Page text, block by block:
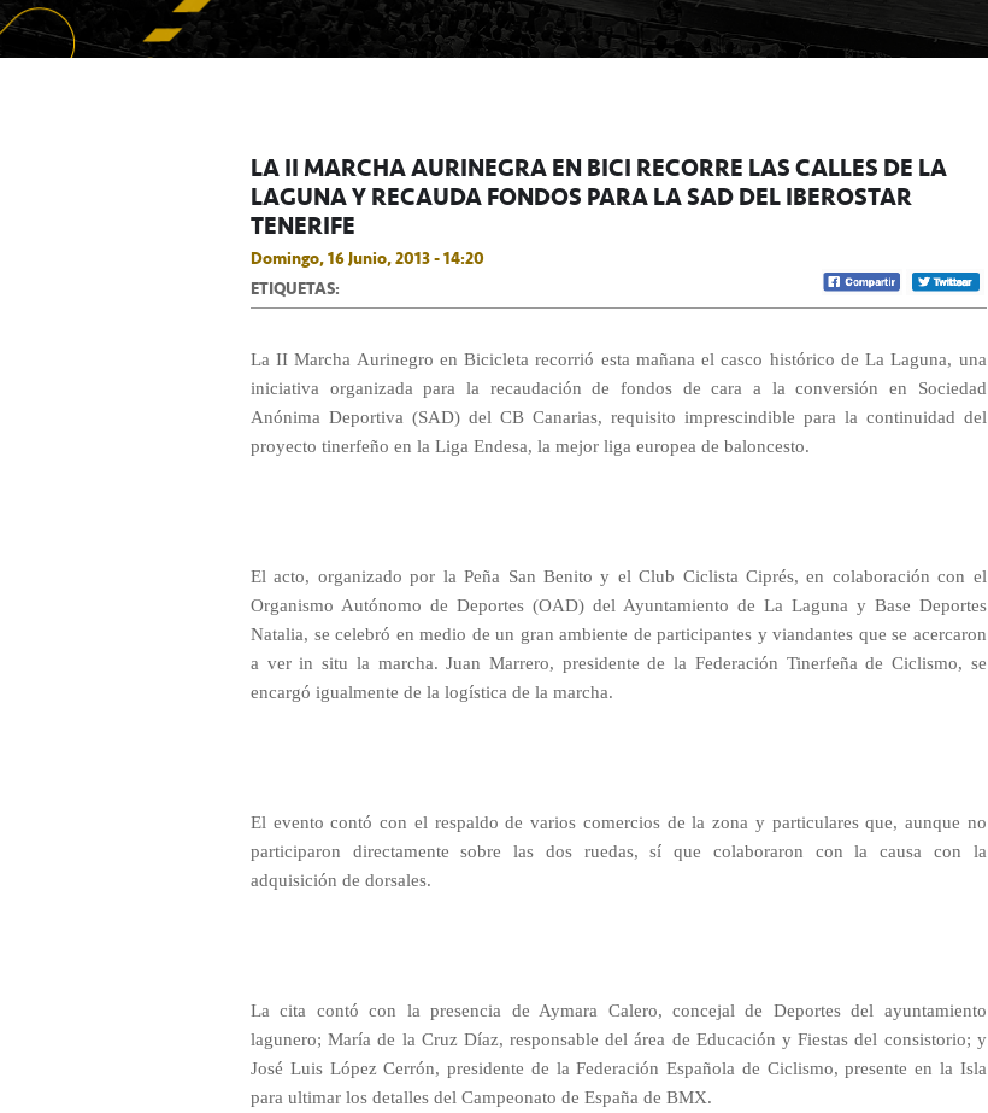
LA II MARCHA AURINEGRA EN BICI RECORRE LAS CALLES DE LA
LAGUNA Y RECAUDA FONDOS PARA LA SAD DEL IBEROSTAR
TENERIFE
Domingo, 16 Junio, 2013 - 14:20
ETIQUETAS:
La II Marcha Aurinegro en Bicicleta recorrió esta mañana el casco histórico de La Laguna, una
iniciativa organizada para la recaudación de fondos de cara a la conversión en Sociedad
Anónima Deportiva (SAD) del CB Canarias, requisito imprescindible para la continuidad del
proyecto tinerfeño en la Liga Endesa, la mejor liga europea de baloncesto.
El acto, organizado por la Peña San Benito y el Club Ciclista Ciprés, en colaboración con el
Organismo Autónomo de Deportes (OAD) del Ayuntamiento de La Laguna y Base Deportes
Natalia, se celebró en medio de un gran ambiente de participantes y viandantes que se acercaron
a ver in situ la marcha. Juan Marrero, presidente de la Federación Tinerfeña de Ciclismo, se
encargó igualmente de la logística de la marcha.
El evento contó con el respaldo de varios comercios de la zona y particulares que, aunque no
participaron directamente sobre las dos ruedas, sí que colaboraron con la causa con la
adquisición de dorsales.
La cita contó con la presencia de Aymara Calero, concejal de Deportes del ayuntamiento
lagunero; María de la Cruz Díaz, responsable del área de Educación y Fiestas del consistorio; y
José Luis López Cerrón, presidente de la Federación Española de Ciclismo, presente en la Isla
para ultimar los detalles del Campeonato de España de BMX.